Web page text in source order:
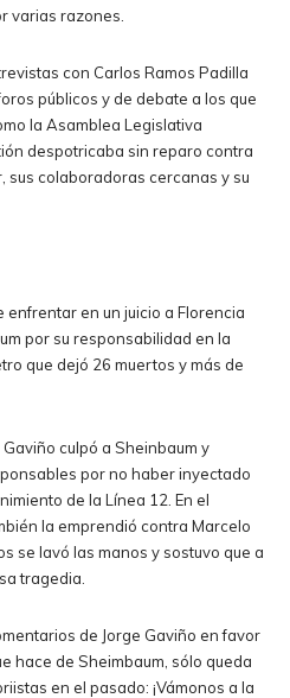
varias razones.
con Carlos Ramos Padilla
públicos y de debate a los que
la Asamblea Legislativa
despotricaba sin reparo contra
sus colaboradoras cercanas y su
en un juicio a Florencia
por su responsabilidad en la
que dejó 26 muertos y más de
culpó a Sheinbaum y
por no haber inyectado
de la Línea 12. En el
la emprendió contra Marcelo
se lavó las manos y sostuvo que a
tragedia.
de Jorge Gaviño en favor
hace de Sheimbaum, sólo queda
en el pasado: ¡Vámonos a la